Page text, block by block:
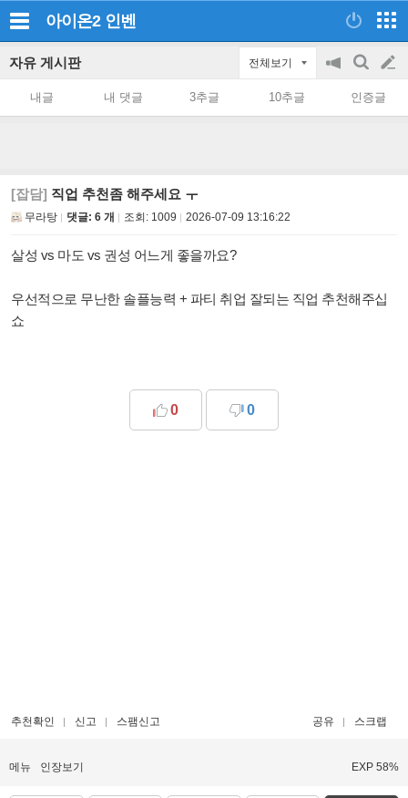
아이온2 인벤
자유 게시판 전체보기
공
on/off
검
색
글
쓰
내글 내 댓글 3추글 10추글 인증글
[잡담] 직업 추천좀 해주세요 ㅜ
무라탕 댓글: 6 개 조회: 1009 2026-07-09 13:16:22
살성 vs 마도 vs 권성 어느게 좋을까요?
우선적으로 무난한 솔플능력 + 파티 취업 잘되는 직업 추천해주십
쇼
0 0
추천확인 신고 스팸신고 공유 스크랩
메뉴 인장보기 EXP 58%